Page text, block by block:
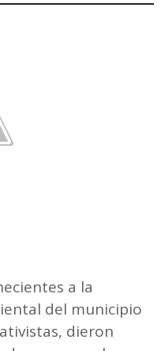
a la
del municipio
dieron